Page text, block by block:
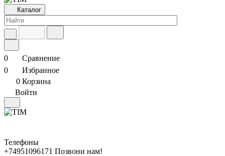
Каталог
0
Сравнение
0
Избранное
0 Корзина
Войти
Телефоны
+74951096171 Позвони нам!